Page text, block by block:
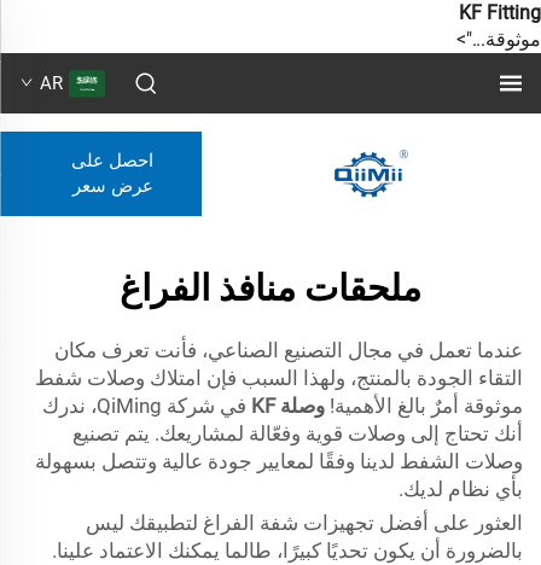
KF Fitting
موثوقة...">
AR
احصل على
عرض سعر
ملحقات منافذ الفراغ
عندما تعمل في مجال التصنيع الصناعي، فأنت تعرف مكان
التقاء الجودة بالمنتج، ولهذا السبب فإن امتلاك وصلات شفط
موثوقة أمرٌ بالغ الأهمية! وصلة KF
في شركة QiMing، ندرك
أنك تحتاج إلى وصلات قوية وفعّالة لمشاريعك. يتم تصنيع
وصلات الشفط لدينا وفقًا لمعايير جودة عالية وتتصل بسهولة
بأي نظام لديك.
العثور على أفضل تجهيزات شفة الفراغ لتطبيقك ليس
بالضرورة أن يكون تحديًا كبيرًا، طالما يمكنك الاعتماد علينا.